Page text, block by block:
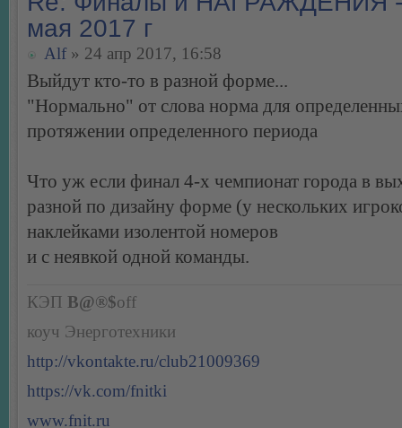
мая 2017 г
Alf» 24 апр 2017, 16:58
Выйдут кто-то в разной форме...
"Нормально" от слова норма для
протяжении определенного периода
Что уж если финал 4-х чемпионат города в
разной по дизайну форме (у нескольких
наклейками изолентой номеров
и с неявкой одной команды.
КЭП B@®$off
коуч Энерготехники
http://vkontakte.ru/club21009369
https://vk.com/fnitki
www.fnit.ru